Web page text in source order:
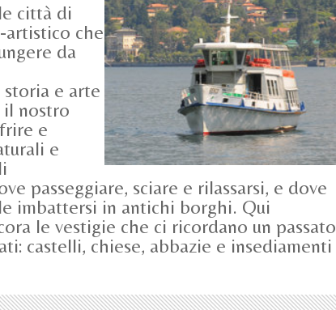
città di
artistico che
da
storia e arte
il nostro
e
e
passeggiare, sciare e rilassarsi, e dove
imbattersi in antichi borghi. Qui
le vestigie che ci ricordano un passato
castelli, chiese, abbazie e insediamenti